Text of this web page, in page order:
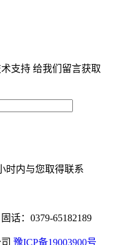
支持 给我们留言获取
时内与您取得联系
话：0379-65182189
豫ICP备19003900号